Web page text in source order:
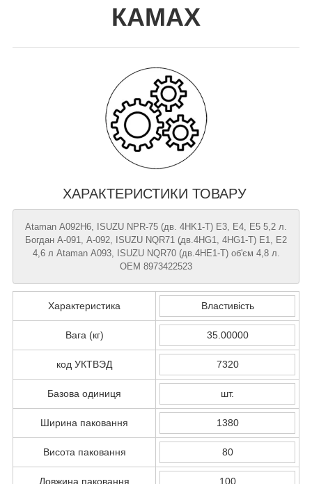
КАМАХ
ХАРАКТЕРИСТИКИ ТОВАРУ
Ataman А092H6, ISUZU NPR-75 (дв. 4HK1-T) Е3, Е4, Е5 5,2 л.
Богдан А-091, А-092, ISUZU NQR71 (дв.4HG1, 4HG1-T) Е1, Е2
4,6 л Ataman А093, ISUZU NQR70 (дв.4HE1-Т) об'єм 4,8 л.
ОЕМ 8973422523
Характеристика Властивість
Вага (кг) 35.00000
код УКТВЭД 7320
Базова одиниця шт.
Ширина паковання 1380
Висота паковання 80
Довжина паковання 100